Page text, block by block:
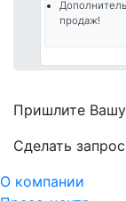
продаж!
Пришлите Вашу
Cделать запрос
О компании